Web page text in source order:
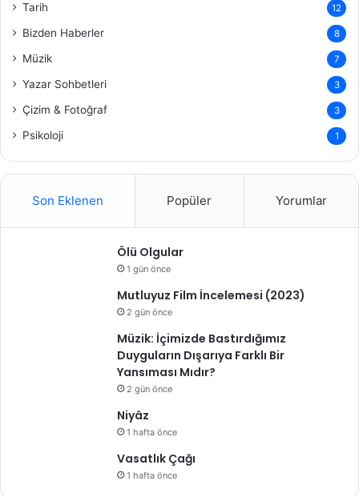
Tarih 12
Bizden Haberler 8
Müzik 7
Yazar Sohbetleri 3
Çizim & Fotoğraf 3
Psikoloji 1
Son Eklenen Popüler Yorumlar
Ölü Olgular
1 gün önce
Mutluyuz Film İncelemesi (2023)
2 gün önce
Müzik: İçimizde Bastırdığımız
Duyguların Dışarıya Farklı Bir
Yansıması Mıdır?
2 gün önce
Niyâz
1 hafta önce
Vasatlık Çağı
1 hafta önce